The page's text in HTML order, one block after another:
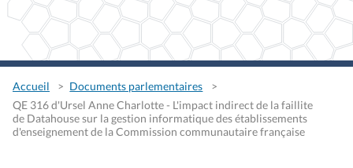
Accueil
Documents parlementaires
QE 316 d'Ursel Anne Charlotte - L'impact indirect de la faillite
de Datahouse sur la gestion informatique des établissements
d'enseignement de la Commission communautaire française